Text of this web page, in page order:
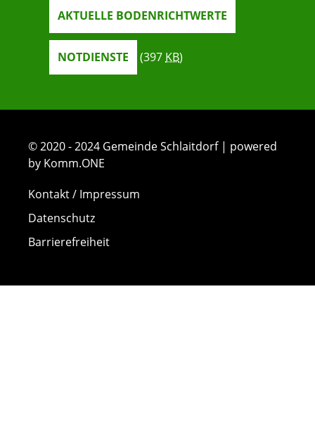
AKTUELLE BODENRICHTWERTE
NOTDIENSTE (397 KB)
© 2020 - 2024 Gemeinde Schlaitdorf | powered
by Komm.ONE
Kontakt / Impressum
Datenschutz
Barrierefreiheit